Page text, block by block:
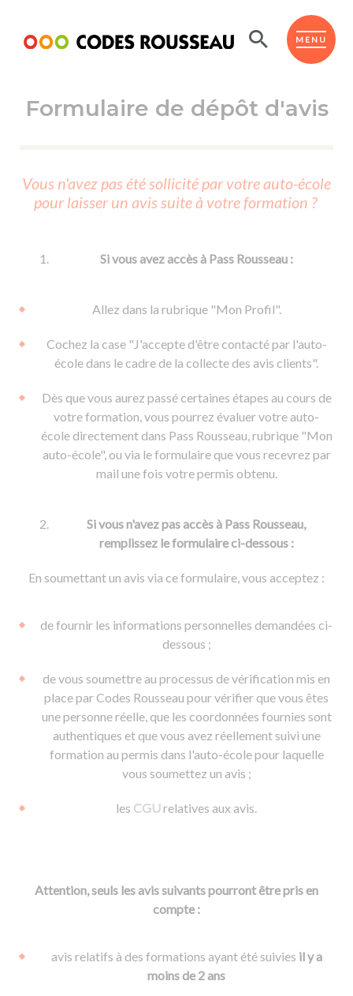
MENU
ESPACE ÉLÈVE
Code de la route
Passer l'ASSR
Réviser le code
Passer l'ETM
Permis voiture
Permis remorque
Permis & handicap
d'apprentissage
De la conduite en voiture
De la conduite à moto
Voir tous les supports
Formations pro.
Permis poids lourd
Formation FCO
Formation CACES
Devenir enseignant de la conduite
Ressources
Formulaire de dépôt d'avis
Vous n'avez pas été sollicité par votre auto-école
pour laisser un avis suite à votre formation ?
Si vous avez accès à Pass Rousseau :
Allez dans la rubrique "Mon Profil".
Cochez la case "J'accepte d'être contacté par l'auto-
école dans le cadre de la collecte des avis clients".
Dès que vous aurez passé certaines étapes au cours de
votre formation, vous pourrez évaluer votre auto-
école directement dans Pass Rousseau, rubrique "Mon
auto-école", ou via le formulaire que vous recevrez par
mail une fois votre permis obtenu.
Si vous n'avez pas accès à Pass Rousseau,
remplissez le formulaire ci-dessous :
En soumettant un avis via ce formulaire, vous acceptez :
de fournir les informations personnelles demandées ci-
dessous ;
de vous soumettre au processus de vérification mis en
place par Codes Rousseau pour vérifier que vous êtes
une personne réelle, que les coordonnées fournies sont
authentiques et que vous avez réellement suivi une
formation au permis dans l'auto-école pour laquelle
vous soumettez un avis ;
les CGUrelatives aux avis.
Attention, seuls les avis suivants pourront être pris en
compte :
avis relatifs à des formations ayant été suivies il y a
moins de 2 ans